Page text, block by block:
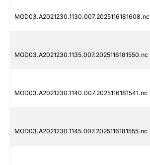
MOD03.A2021230.1130.007.2025116181608.nc
MOD03.A2021230.1135.007.2025116181550.nc
MOD03.A2021230.1140.007.2025116181541.nc
MOD03.A2021230.1145.007.2025116181555.nc